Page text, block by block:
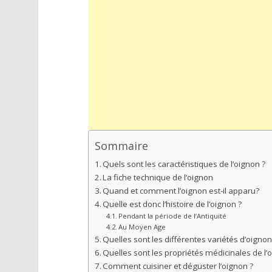
Sommaire
Quels sont les caractéristiques de l’oignon ?
La fiche technique de l’oignon
Quand et comment l’oignon est-il apparu?
Quelle est donc l’histoire de l’oignon ?
Pendant la période de l’Antiquité
Au Moyen Age
Quelles sont les différentes variétés
Quelles sont les propriétés médicinales de
Comment cuisiner et déguster l’oignon ?